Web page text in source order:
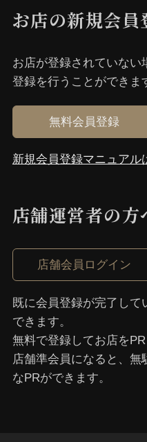
お店の新規会員
お店が登録されていない
登録を⾏うことができま
無料会員登録
新規会員登録マニュアル
店舗運営者の⽅
店舗会員ログイン
既に会員登録が完了し
できます。
無料で登録してお店をPR
店舗準会員になると、
なPRができます。